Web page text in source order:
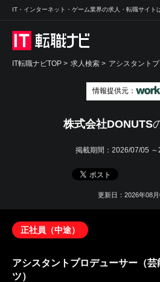
IT・インターネット・ゲーム業界の求人・転職サイト
IT転職ナビTOP > 求人検索 > アシスタント
情報提供元：
株式会社DONUTS
掲載期間： 2026/07/05
更新日：2026年08月
正社員（中途）
アシスタントプロデューサー（
ツ）